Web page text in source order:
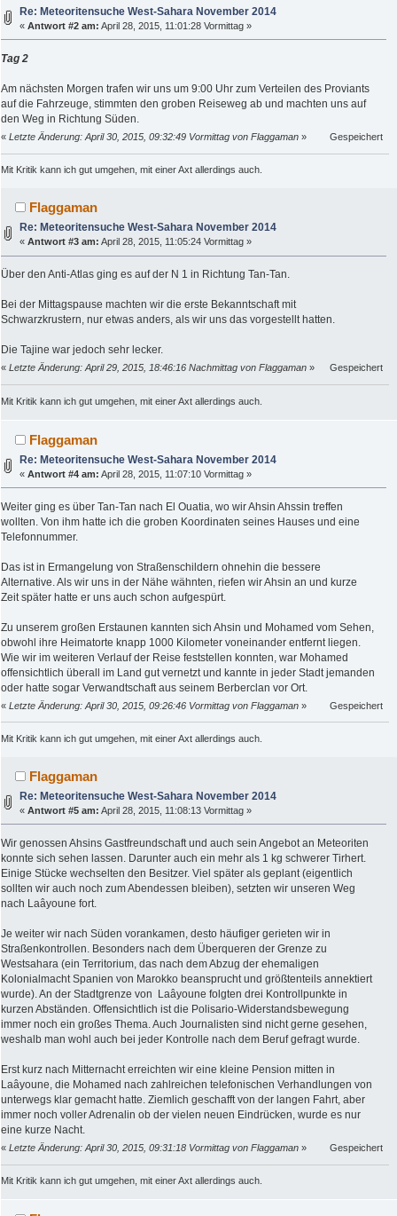
Re: Meteoritensuche West-Sahara November 2014
«Antwort #2 am: April 28, 2015, 11:01:28 Vormittag »
Tag 2
Am nächsten Morgen trafen wir uns um 9:00 Uhr zum Verteilen des Proviants
auf die Fahrzeuge, stimmten den groben Reiseweg ab und machten uns auf
den Weg in Richtung Süden.
« Letzte Änderung: April 30, 2015, 09:32:49 Vormittag von Flaggaman » Gespeichert
Mit Kritik kann ich gut umgehen, mit einer Axt allerdings auch.
Flaggaman
Re: Meteoritensuche West-Sahara November 2014
«Antwort #3 am: April 28, 2015, 11:05:24 Vormittag »
Über den Anti-Atlas ging es auf der N 1 in Richtung Tan-Tan.
Bei der Mittagspause machten wir die erste Bekanntschaft mit
Schwarzkrustern, nur etwas anders, als wir uns das vorgestellt hatten.
Die Tajine war jedoch sehr lecker.
« Letzte Änderung: April 29, 2015, 18:46:16 Nachmittag von Flaggaman » Gespeichert
Mit Kritik kann ich gut umgehen, mit einer Axt allerdings auch.
Flaggaman
Re: Meteoritensuche West-Sahara November 2014
«Antwort #4 am: April 28, 2015, 11:07:10 Vormittag »
Weiter ging es über Tan-Tan nach El Ouatia, wo wir Ahsin Ahssin treffen
wollten. Von ihm hatte ich die groben Koordinaten seines Hauses und eine
Telefonnummer.
Das ist in Ermangelung von Straßenschildern ohnehin die bessere
Alternative. Als wir uns in der Nähe wähnten, riefen wir Ahsin an und kurze
Zeit später hatte er uns auch schon aufgespürt.
Zu unserem großen Erstaunen kannten sich Ahsin und Mohamed vom Sehen,
obwohl ihre Heimatorte knapp 1000 Kilometer voneinander entfernt liegen.
Wie wir im weiteren Verlauf der Reise feststellen konnten, war Mohamed
offensichtlich überall im Land gut vernetzt und kannte in jeder Stadt jemanden
oder hatte sogar Verwandtschaft aus seinem Berberclan vor Ort.
« Letzte Änderung: April 30, 2015, 09:26:46 Vormittag von Flaggaman » Gespeichert
Mit Kritik kann ich gut umgehen, mit einer Axt allerdings auch.
Flaggaman
Re: Meteoritensuche West-Sahara November 2014
«Antwort #5 am: April 28, 2015, 11:08:13 Vormittag »
Wir genossen Ahsins Gastfreundschaft und auch sein Angebot an Meteoriten
konnte sich sehen lassen. Darunter auch ein mehr als 1 kg schwerer Tirhert.
Einige Stücke wechselten den Besitzer. Viel später als geplant (eigentlich
sollten wir auch noch zum Abendessen bleiben), setzten wir unseren Weg
nach Laâyoune fort.
Je weiter wir nach Süden vorankamen, desto häufiger gerieten wir in
Straßenkontrollen. Besonders nach dem Überqueren der Grenze zu
Westsahara (ein Territorium, das nach dem Abzug der ehemaligen
Kolonialmacht Spanien von Marokko beansprucht und größtenteils annektiert
wurde). An der Stadtgrenze von Laâyoune folgten drei Kontrollpunkte in
kurzen Abständen. Offensichtlich ist die Polisario-Widerstandsbewegung
immer noch ein großes Thema. Auch Journalisten sind nicht gerne gesehen,
weshalb man wohl auch bei jeder Kontrolle nach dem Beruf gefragt wurde.
Erst kurz nach Mitternacht erreichten wir eine kleine Pension mitten in
Laâyoune, die Mohamed nach zahlreichen telefonischen Verhandlungen von
unterwegs klar gemacht hatte. Ziemlich geschafft von der langen Fahrt, aber
immer noch voller Adrenalin ob der vielen neuen Eindrücken, wurde es nur
eine kurze Nacht.
« Letzte Änderung: April 30, 2015, 09:31:18 Vormittag von Flaggaman » Gespeichert
Mit Kritik kann ich gut umgehen, mit einer Axt allerdings auch.